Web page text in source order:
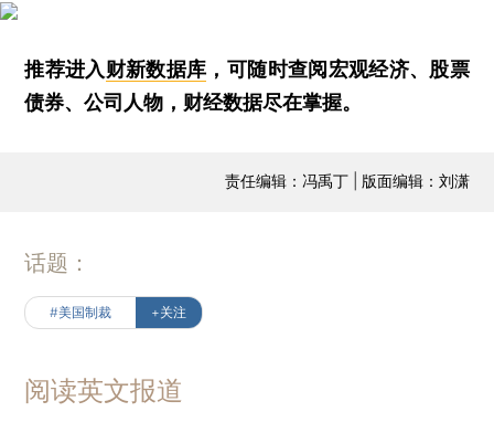
推荐进入财新数据库 ，可随时查阅宏观经济、股票
债券、公司人物，财经数据尽在掌握。
责任编辑：冯禹丁 | 版面编辑：刘潇
话题：
#美国制裁 +关注
阅读英文报道